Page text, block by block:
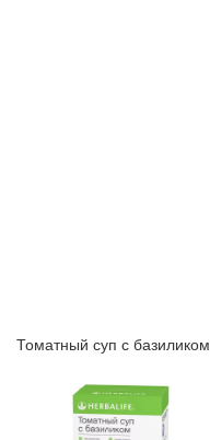
Томатный суп с базиликом